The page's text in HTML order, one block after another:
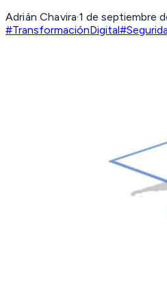
Adrián Chavira·1 de septiembre
#TransformaciónDigital